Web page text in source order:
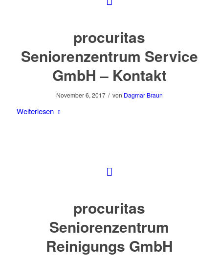
procuritas
Seniorenzentrum Service
GmbH – Kontakt
November 6, 2017 / von Dagmar Braun
Weiterlesen
procuritas
Seniorenzentrum
Reinigungs GmbH